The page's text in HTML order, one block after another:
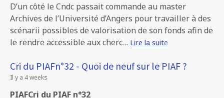
D’un côté le Cndc passait commande au master
Archives de l’Université d’Angers pour travailler à des
scénarii possibles de valorisation de son fonds afin de
le rendre accessible aux cherc… Lire la suite
Cri du PIAFn°32 - Quoi de neuf sur le PIAF ?
Il y a 4 weeks
PIAFCri du PIAF n°32